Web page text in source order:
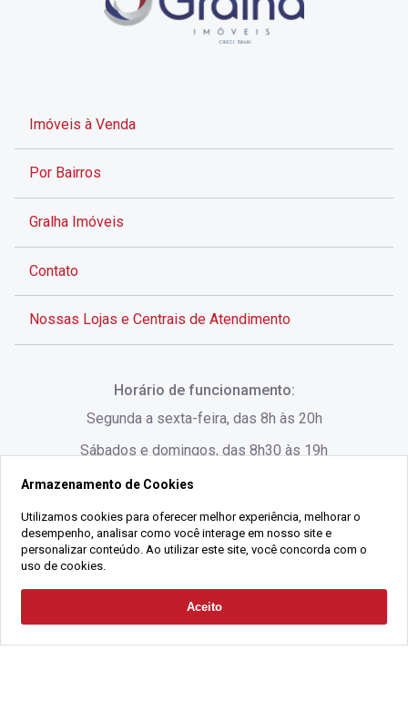
Solicitar Contato
Imóveis à Venda
Por Bairros
Gralha Imóveis
Contato
Nossas Lojas e Centrais de Atendimento
Rua Lauro Linhares, 1080 - Trindade, Florianópolis -
SC
(48) 3220-1045
Alameda César Nascimento, 549, Salas 1, 2 e 3 -
Jurerê, - Florianópolis - SC
Horário de funcionamento:
Segunda a sexta-feira, das 8h às 20h
Sábados e domingos, das 8h30 às 19h
2021 Copyright - Gralha Imóveis CRECI 008060/O - Todos os direitos
CNPJ:18.091.083/0001-37
Armazenamento de Cookies
Utilizamos cookies para oferecer melhor experiência, melhorar o
desempenho, analisar como você interage em nosso site e
personalizar conteúdo. Ao utilizar este site, você concorda com o
uso de cookies.
Aceito